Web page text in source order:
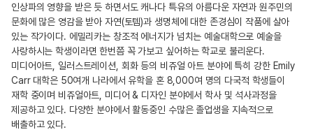
인상파의 영향을 받은 듯 하면서도 캐나다 특유의 아름다운 자연과 원주민의
문화에 많은 영감을 받아 자연(토템)과 생명체에 대한 존경심이 작품에 살아
있는 작가이다. 에밀리카는 창조적 에너지가 넘치는 예술대학으로 예술을
사랑하시는 학생이라면 한번쯤 꼭 가보고 싶어하는 학교로 불리운다.
미디어아트, 일러스트레이션, 회화 등의 비쥬얼 아트 분야에 특히 강한 Emily
Carr 대학은 50여개 나라에서 유학을 혼 8,000여 명의 다국적 학생들이
재학 중이며 비쥬얼아트, 미디어 & 디자인 분야에서 학사 및 석사과정을
제공하고 있다. 다양한 분야에서 활동중인 수많은 졸업생을 지속적으로
배출하고 있다.